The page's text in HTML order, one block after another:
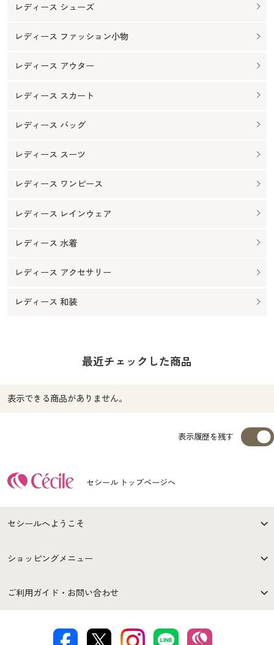
レディース シューズ
レディース ファッション小物
レディース アウター
レディース スカート
レディース バッグ
レディース スーツ
レディース ワンピース
レディース レインウェア
レディース 水着
レディース アクセサリー
レディース 和装
最近チェックした商品
表示できる商品がありません。
表示履歴を残す
セシール トップページへ
セシールへようこそ
はじめての方へ
セシールご利用規約
ショッピングメニュー
商品カテゴリ
ご利用ガイド・お問い合わせ